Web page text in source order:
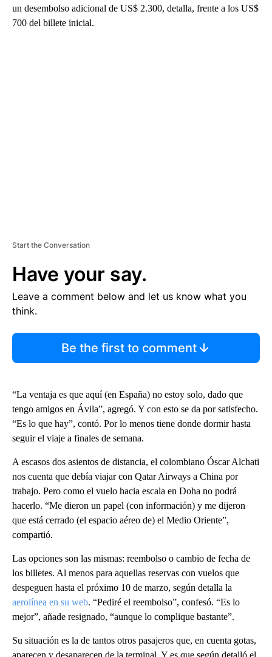
un desembolso adicional de US$ 2.300, detalla, frente a los US$
700 del billete inicial.
Start the Conversation
Have your say.
Leave a comment below and let us know what you
think.
Be the first to comment
“La ventaja es que aquí (en España) no estoy solo, dado que
tengo amigos en Ávila”, agregó. Y con esto se da por satisfecho.
“Es lo que hay”, contó. Por lo menos tiene donde dormir hasta
seguir el viaje a finales de semana.
A escasos dos asientos de distancia, el colombiano Óscar Alchati
nos cuenta que debía viajar con Qatar Airways a China por
trabajo. Pero como el vuelo hacia escala en Doha no podrá
hacerlo. “Me dieron un papel (con información) y me dijeron
que está cerrado (el espacio aéreo de) el Medio Oriente”,
compartió.
Las opciones son las mismas: reembolso o cambio de fecha de
los billetes. Al menos para aquellas reservas con vuelos que
despeguen hasta el próximo 10 de marzo, según detalla la
aerolínea en su web. “Pediré el reembolso”, confesó. “Es lo
mejor”, añade resignado, “aunque lo complique bastante”.
Su situación es la de tantos otros pasajeros que, en cuenta gotas,